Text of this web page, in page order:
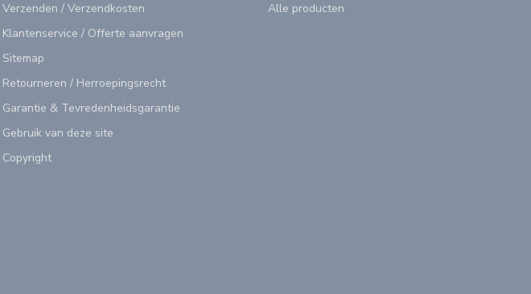
Verzenden / Verzendkosten
Klantenservice / Offerte aanvragen
Sitemap
Retourneren / Herroepingsrecht
Garantie & Tevredenheidsgarantie
Gebruik van deze site
Copyright
Alle producten